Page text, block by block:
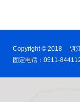
Copyright © 2018 镇江
固定电话：0511-